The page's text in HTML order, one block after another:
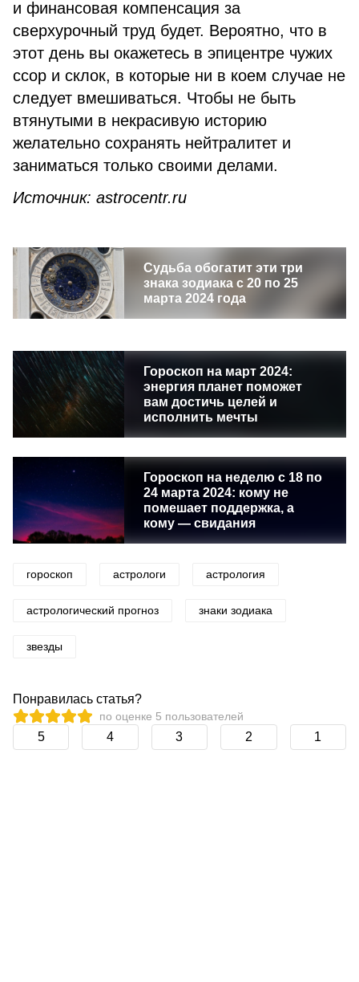
и финансовая компенсация за
сверхурочный труд будет. Вероятно, что в
этот день вы окажетесь в эпицентре чужих
ссор и склок, в которые ни в коем случае не
следует вмешиваться. Чтобы не быть
втянутыми в некрасивую историю
желательно сохранять нейтралитет и
заниматься только своими делами.
Источник: astrocentr.ru
Судьба обогатит эти три
знака зодиака с 20 по 25
марта 2024 года
Гороскоп на март 2024:
энергия планет поможет
вам достичь целей и
исполнить мечты
Гороскоп на неделю с 18 по
24 марта 2024: кому не
помешает поддержка, а
кому — свидания
гороскоп астрологи астрология
астрологический прогноз знаки зодиака
звезды
Понравилась статья?
по оценке 5 пользователей
5 4 3 2 1